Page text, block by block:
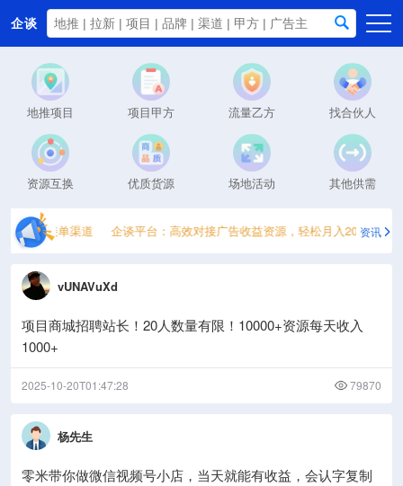
企谈
首页
商务资源
资讯动态
关于我们
地推项目 项目甲方 流量乙方 找合伙人
资源互换 优质货源 场地活动 其他供需
一手接单渠道 企谈平台：高效对接广告收益资源，轻松月入2000+资讯
vUNAVuXd
项目商城招聘站长！20人数量有限！10000+资源每天收入
1000+
2025-10-20T01:47:28 79870
杨先生
零米带你做微信视频号小店，当天就能有收益，会认字复制